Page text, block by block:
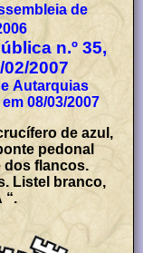
de
n.º 35,
02/2007
Autarquias
08/03/2007
de azul,
pedonal
dos flancos.
Listel branco,
“.